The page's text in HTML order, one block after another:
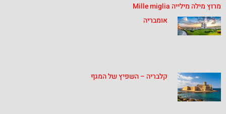
מרוץ מילה מילייה Mille miglia
אומבריה
קלבריה – השפיץ של המגף